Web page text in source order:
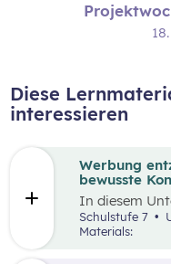
Diese
interessieren
Werbung
bewusste
In diesem
sich die
„Werbung“
Schulstufe 7
Materials: